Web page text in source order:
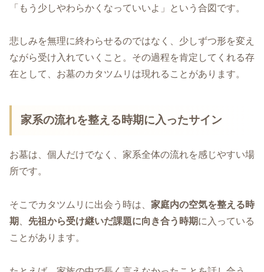
「もう少しやわらかくなっていいよ」という合図です。
悲しみを無理に終わらせるのではなく、少しずつ形を変え
ながら受け入れていくこと。その過程を肯定してくれる存
在として、お墓のカタツムリは現れることがあります。
家系の流れを整える時期に入ったサイン
お墓は、個人だけでなく、家系全体の流れを感じやすい場
所です。
そこでカタツムリに出会う時は、 家庭内の空気を整える時
期
先祖から受け継いだ課題に向き合う時期に入っている
ことがあります。